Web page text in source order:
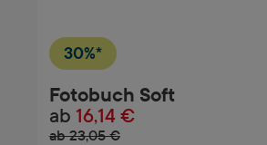
30%*
Fotobuch Soft
ab 16,14 €
ab 23,05 €